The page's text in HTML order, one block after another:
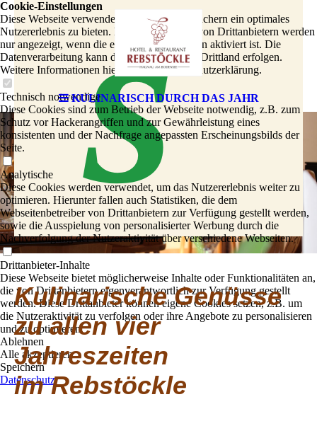
KULINARISCH DURCH DAS JAHR
s
Kulinarische Genüsse
zu allen vier
Jahreszeiten
imRebstöckle
Cookie-Einstellungen
Diese Webseite verwendet Cookies, um Besuchern ein optimales
Nutzererlebnis zu bieten. Bestimmte Inhalte von Drittanbietern werden
nur angezeigt, wenn die entsprechende Option aktiviert ist. Die
Datenverarbeitung kann dann auch in einem Drittland erfolgen.
Weitere Informationen hierzu in der Datenschutzerklärung.
Technisch notwendige
Diese Cookies sind zum Betrieb der Webseite notwendig, z.B. zum
Schutz vor Hackerangriffen und zur Gewährleistung eines
konsistenten und der Nachfrage angepassten Erscheinungsbilds der
Seite.
Analytische
Diese Cookies werden verwendet, um das Nutzererlebnis weiter zu
optimieren. Hierunter fallen auch Statistiken, die dem
Webseitenbetreiber von Drittanbietern zur Verfügung gestellt werden,
sowie die Ausspielung von personalisierter Werbung durch die
Nachverfolgung der Nutzeraktivität über verschiedene Webseiten.
Drittanbieter-Inhalte
Diese Webseite bietet möglicherweise Inhalte oder Funktionalitäten an,
die von Drittanbietern eigenverantwortlich zur Verfügung gestellt
werden. Diese Drittanbieter können eigene Cookies setzen, z.B. um
die Nutzeraktivität zu verfolgen oder ihre Angebote zu personalisieren
und zu optimieren.
Ablehnen
Alle akzeptieren
Speichern
Datenschutz